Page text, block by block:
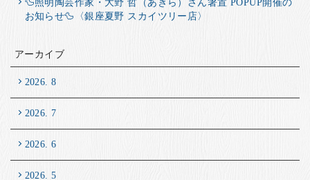
🦆照明陶芸作家・大野 哲（あきら）さん箸置 POPUP開催の
お知らせ🦆〈銀座夏野 スカイツリー店〉
アーカイブ
2026. 8
2026. 7
2026. 6
2026. 5